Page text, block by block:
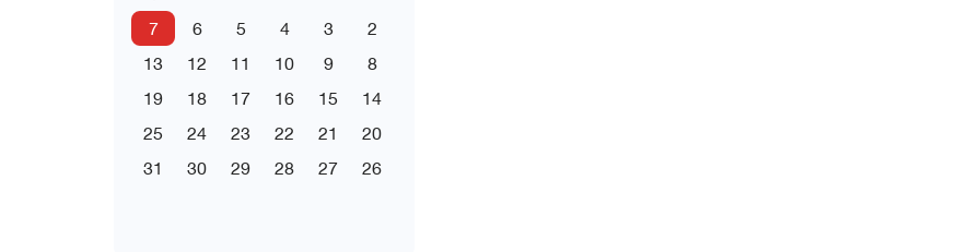
2
3
4
5
6
7
8
9
10
11
12
13
14
15
16
17
18
19
20
21
22
23
24
25
26
27
28
29
30
31